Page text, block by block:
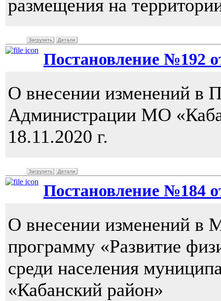
размещения на
Загрузить Детали
Постановление №192
О внесении изменений в
Администрации МО
18.11.2020 г.
Загрузить Детали
Постановление №184
О внесении изменений в
программу «Развитие
среди населения
«Кабанский район»